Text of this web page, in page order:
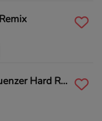
Lovin Kathy_Fraequenzer Hard Rmx ( ghettomaniatek ) Gemastert